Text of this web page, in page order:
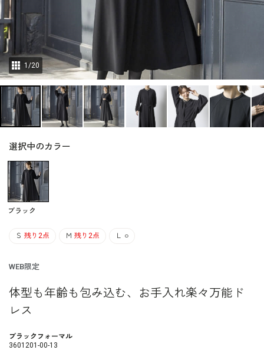
1 /20
選択中のカラー
ブラック
Ｓ 残り2点 Ｍ 残り2点 Ｌ ○
WEB限定
体型も年齢も包み込む、お手入れ楽々万能ド
レス
ブラックフォーマル
3601201-00-13